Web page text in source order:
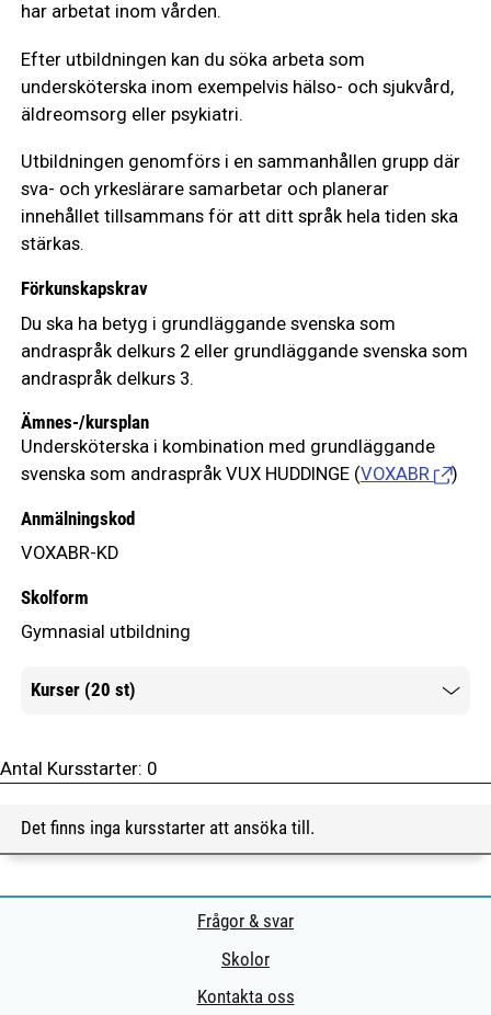
har arbetat inom vården.
Efter utbildningen kan du söka arbeta som
undersköterska inom exempelvis hälso- och sjukvård,
äldreomsorg eller psykiatri.
Utbildningen genomförs i en sammanhållen grupp där
sva- och yrkeslärare samarbetar och planerar
innehållet tillsammans för att ditt språk hela tiden ska
stärkas.
Förkunskapskrav
Du ska ha betyg i grundläggande svenska som
andraspråk delkurs 2 eller grundläggande svenska som
andraspråk delkurs 3.
Ämnes-/kursplan
Undersköterska i kombination med grundläggande
svenska som andraspråk VUX HUDDINGE (VOXABR )
Anmälningskod
VOXABR-KD
Skolform
Gymnasial utbildning
Kurser (20 st)
Mer information
Antal Kursstarter: 0
Det finns inga kursstarter att ansöka till.
Frågor & svar
Skolor
Kontakta oss